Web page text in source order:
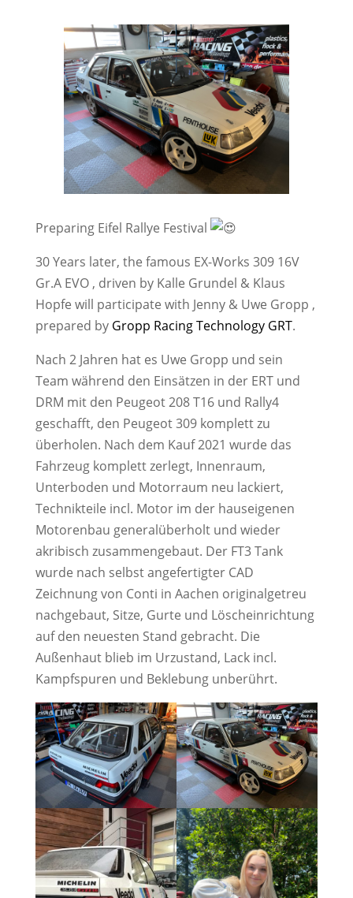
Preparing Eifel Rallye Festival
30 Years later, the famous EX-Works 309 16V
Gr.A EVO , driven by Kalle Grundel & Klaus
Hopfe will participate with Jenny & Uwe Gropp ,
prepared by Gropp Racing Technology GRT.
Nach 2 Jahren hat es Uwe Gropp und sein
Team während den Einsätzen in der ERT und
DRM mit den Peugeot 208 T16 und Rally4
geschafft, den Peugeot 309 komplett zu
überholen. Nach dem Kauf 2021 wurde das
Fahrzeug komplett zerlegt, Innenraum,
Unterboden und Motorraum neu lackiert,
Technikteile incl. Motor im der hauseigenen
Motorenbau generalüberholt und wieder
akribisch zusammengebaut. Der FT3 Tank
wurde nach selbst angefertigter CAD
Zeichnung von Conti in Aachen originalgetreu
nachgebaut, Sitze, Gurte und Löscheinrichtung
auf den neuesten Stand gebracht. Die
Außenhaut blieb im Urzustand, Lack incl.
Kampfspuren und Beklebung unberührt.